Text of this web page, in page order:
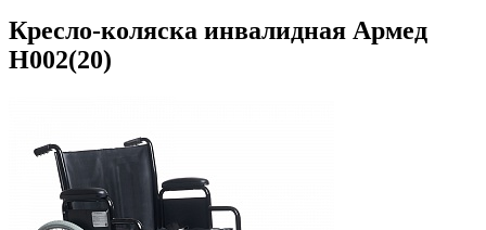
Кресло-коляска инвалидная Армед
H002(20)